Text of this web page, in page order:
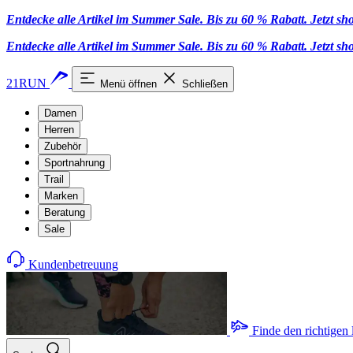
Entdecke alle Artikel im Summer Sale. Bis zu 60 % Rabatt. Jetzt
Entdecke alle Artikel im Summer Sale. Bis zu 60 % Rabatt. Jetzt
21RUN Menü öffnen Schließen
Damen
Herren
Zubehör
Sportnahrung
Trail
Marken
Beratung
Sale
Kundenbetreuung
Finde den richtigen